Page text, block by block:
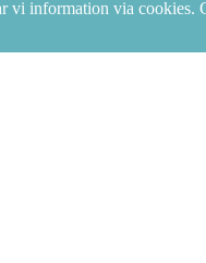
information via